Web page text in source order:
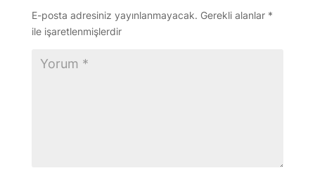
E-posta adresiniz yayınlanmayacak. Gerekli alanlar *
ile işaretlenmişlerdir